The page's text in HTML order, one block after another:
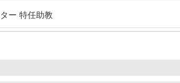
ー 特任助教